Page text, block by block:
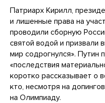
Патриарх Кирилл,
и лишенные права на
проводили сборную
святой водой и призвали
мир содрогнулся». Путин
«последствия
коротко рассказывает о
кто, несмотря на
на Олимпиаду.